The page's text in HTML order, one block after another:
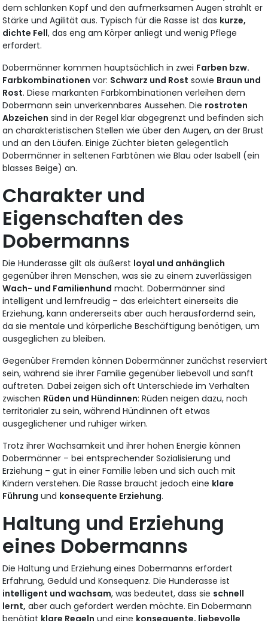
dem schlanken Kopf und den aufmerksamen Augen strahlt er
Stärke und Agilität aus. Typisch für die Rasse ist das kurze,
dichte Fell, das eng am Körper anliegt und wenig Pflege
erfordert.
Dobermänner kommen hauptsächlich in zwei Farben bzw.
Farbkombinationen vor: Schwarz und Rost sowie Braun und
Rost. Diese markanten Farbkombinationen verleihen dem
Dobermann sein unverkennbares Aussehen. Die rostroten
Abzeichen sind in der Regel klar abgegrenzt und befinden sich
an charakteristischen Stellen wie über den Augen, an der Brust
und an den Läufen. Einige Züchter bieten gelegentlich
Dobermänner in seltenen Farbtönen wie Blau oder Isabell (ein
blasses Beige) an.
Charakter und
Eigenschaften des
Dobermanns
Die Hunderasse gilt als äußerst loyal und anhänglich
gegenüber ihren Menschen, was sie zu einem zuverlässigen
Wach- und Familienhund macht. Dobermänner sind
intelligent und lernfreudig – das erleichtert einerseits die
Erziehung, kann andererseits aber auch herausfordernd sein,
da sie mentale und körperliche Beschäftigung benötigen, um
ausgeglichen zu bleiben.
Gegenüber Fremden können Dobermänner zunächst reserviert
sein, während sie ihrer Familie gegenüber liebevoll und sanft
auftreten. Dabei zeigen sich oft Unterschiede im Verhalten
zwischen Rüden und Hündinnen: Rüden neigen dazu, noch
territorialer zu sein, während Hündinnen oft etwas
ausgeglichener und ruhiger wirken.
Trotz ihrer Wachsamkeit und ihrer hohen Energie können
Dobermänner – bei entsprechender Sozialisierung und
Erziehung – gut in einer Familie leben und sich auch mit
Kindern verstehen. Die Rasse braucht jedoch eine klare
Führung und konsequente Erziehung.
Haltung und Erziehung
eines Dobermanns
Die Haltung und Erziehung eines Dobermanns erfordert
Erfahrung, Geduld und Konsequenz. Die Hunderasse ist
intelligent und wachsam, was bedeutet, dass sie schnell
lernt, aber auch gefordert werden möchte. Ein Dobermann
benötigt klare Regeln und eine konsequente, liebevolle